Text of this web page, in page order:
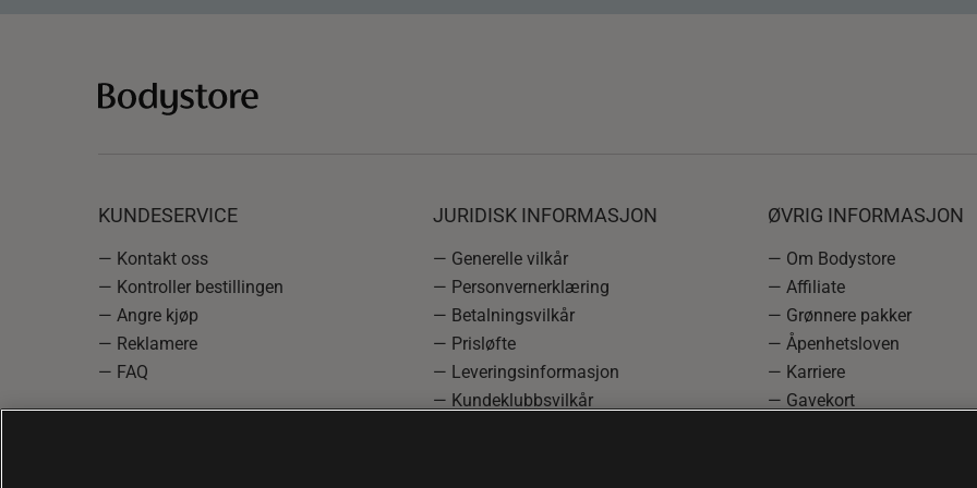
KUNDESERVICE
— Kontakt oss
— Kontroller bestillingen
— Angre kjøp
— Reklamere
— FAQ
JURIDISK INFORMASJON
— Generelle vilkår
— Personvernerklæring
— Betalningsvilkår
— Prisløfte
— Leveringsinformasjon
— Kundeklubbsvilkår
ØVRIG INFORMASJON
— Om Bodystore
— Affiliate
— Grønnere pakker
— Åpenhetsloven
— Karriere
— Gavekort